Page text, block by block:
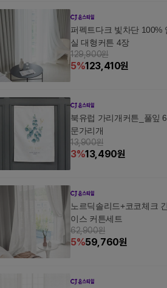
퍼펙트다크 빛차단 100%
실 대형커튼 4장
129,900원
5%123,410원
북유럽 가리개커튼_풀잎
문가리개
13,900원
3%13,490원
노르딕솔리드+코코체크
이스 커튼세트
62,900원
5%59,760원